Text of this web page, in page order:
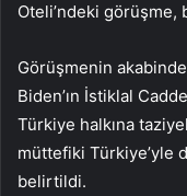
Oteli’ndeki görüşme,
Görüşmenin akabinde
Biden’ın İstiklal
Türkiye halkına
müttefiki Türkiye’yle
belirtildi.